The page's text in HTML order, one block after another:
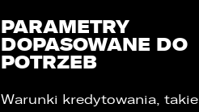
PARAMETRY
DOPASOWANE DO
POTRZEB
Warunki kredytowania, takie